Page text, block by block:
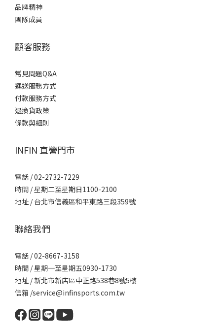
品牌精神
團隊成員
顧客服務
常見問題Q&A
運送服務方式
付款服務方式
退換貨政策
條款與細則
INFIN 直營門市
電話 / 02-2732-7229
時間 / 星期二至星期日1100-2100
地址 / 台北市信義區和平東路三段359號
聯絡我們
電話 / 02-8667-3158
時間 / 星期一至星期五0930-1730
地址 / 新北市新店區中正路538巷8號5樓
信箱 /service@infinsports.com.tw